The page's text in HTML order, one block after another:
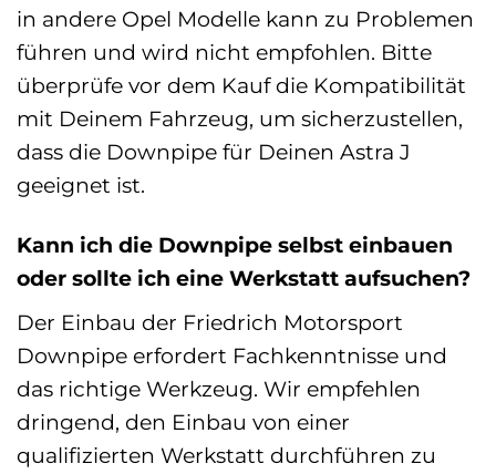
in andere Opel Modelle kann zu Problemen
führen und wird nicht empfohlen. Bitte
überprüfe vor dem Kauf die Kompatibilität
mit Deinem Fahrzeug, um sicherzustellen,
dass die Downpipe für Deinen Astra J
geeignet ist.
Kann ich die Downpipe selbst einbauen
oder sollte ich eine Werkstatt aufsuchen?
Der Einbau der Friedrich Motorsport
Downpipe erfordert Fachkenntnisse und
das richtige Werkzeug. Wir empfehlen
dringend, den Einbau von einer
qualifizierten Werkstatt durchführen zu